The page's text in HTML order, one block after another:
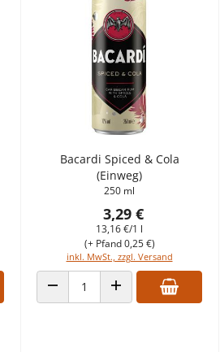
Bacardi Spiced & Cola
(Einweg)
250 ml
3,29 €
13,16 €/1 l
inkl. MwSt., zzgl. Versand
(+ Pfand 0,25 €)
ANZAHL VERRINGERNANZAHL ERHÖHEN